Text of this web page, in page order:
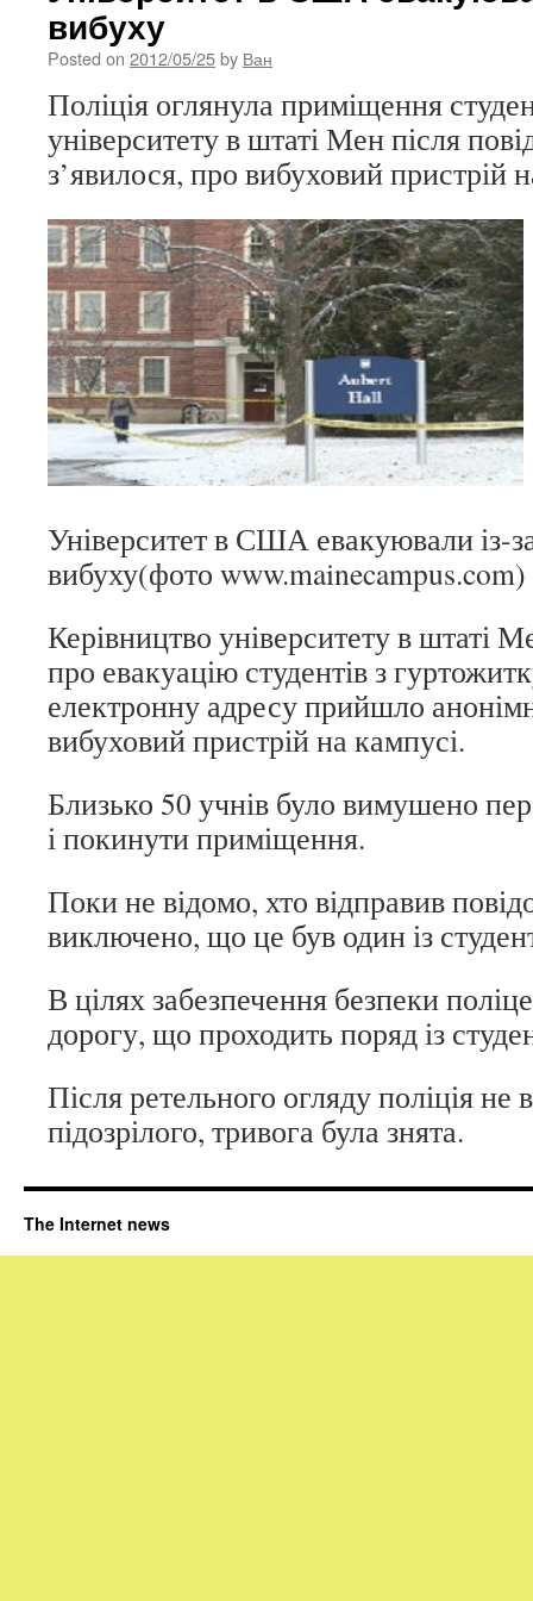
вибуху
Posted on 2012/05/25by Ван
Поліція оглянула приміщення
університету в штаті Мен після
з’явилося, про вибуховий пристрій
Університет в США евакуювали із-
вибуху(фото www.mainecampus.com)
Керівництво університету в штаті
про евакуацію студентів з
електронну адресу прийшло
вибуховий пристрій на кампусі.
Близько 50 учнів було вимушено
і покинути приміщення.
Поки не відомо, хто відправив
виключено, що це був один із
В цілях забезпечення безпеки
дорогу, що проходить поряд із
Після ретельного огляду поліція не
підозрілого, тривога була знята.
The Internet news